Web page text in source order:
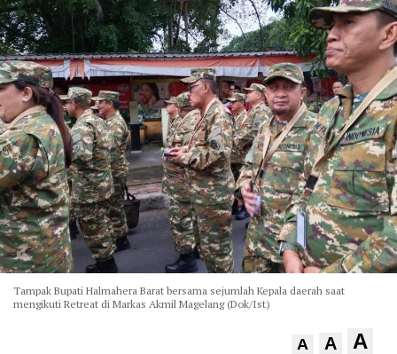
Tampak Bupati Halmahera Barat bersama sejumlah Kepala daerah saat
mengikuti Retreat di Markas Akmil Magelang (Dok/Ist)
A A A